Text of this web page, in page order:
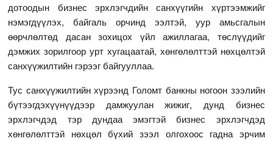
дотоодын бизнес эрхлэгчдийн санхүүгийн хүртээмжийг
нэмэгдүүлэх, байгаль орчинд ээлтэй, уур амьсгалын
өөрчлөлтөд дасан зохицох үйл ажиллагаа, төслүүдийг
дэмжих зорилгоор урт хугацаатай, хөнгөлөлттэй нөхцөлтэй
санхүүжилтийн гэрээг байгууллаа.
Тус санхүүжилтийн хүрээнд Голомт банкны ногоон зээлийн
бүтээгдэхүүнүүдээр дамжуулан жижиг, дунд бизнес
эрхлэгчдэд тэр дундаа эмэгтэй бизнес эрхлэгчдэд
хөнгөлөлттэй нөхцөл бүхий зээл олгохоос гадна эрчим